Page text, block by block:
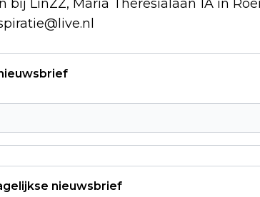
LinZZ, Maria Theresialaan 1A in
nieuwsbrief